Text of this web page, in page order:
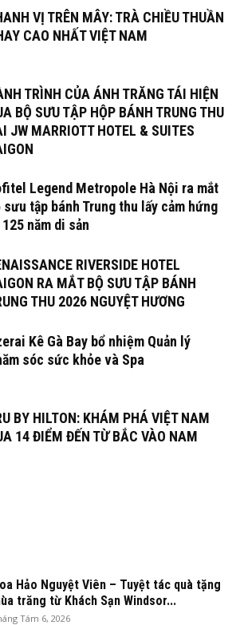
VỊ TRÊN MÂY: TRÀ CHIỀU THUẦN
CAO NHẤT VIỆT NAM
TRÌNH CỦA ÁNH TRĂNG TÁI HIỆN
BỘ SƯU TẬP HỘP BÁNH TRUNG THU
JW MARRIOTT HOTEL & SUITES
Legend Metropole Hà Nội ra mắt
sưu tập bánh Trung thu lấy cảm hứng
năm di sản
RIVERSIDE HOTEL
RA MẮT BỘ SƯU TẬP BÁNH
THU 2026 NGUYỆT HƯƠNG
Kê Gà Bay bổ nhiệm Quản lý
sóc sức khỏe và Spa
BY HILTON: KHÁM PHÁ VIỆT NAM
14 ĐIỂM ĐẾN TỪ BẮC VÀO NAM
Hảo Nguyệt Viên – Tuyệt tác quà tặng
trăng từ Khách Sạn Windsor...
Tám 6, 2026